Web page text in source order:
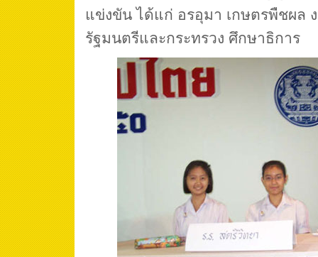
แข่งขัน ได้แก่ อรอุมา เกษตรพืชผล
รัฐมนตรีและกระทรวง ศึกษาธิการ